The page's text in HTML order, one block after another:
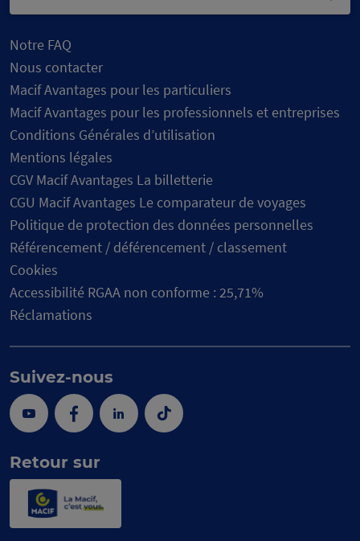
Notre FAQ
Nous contacter
Macif Avantages pour les particuliers
Macif Avantages pour les professionnels et entreprises
Conditions Générales d’utilisation
Mentions légales
CGV Macif Avantages La billetterie
CGU Macif Avantages Le comparateur de voyages
Politique de protection des données personnelles
Référencement / déférencement / classement
Cookies
Accessibilité RGAA non conforme : 25,71%
Réclamations
Suivez-nous
YoutubeFacebookLinkedinTik
Tok
Retour sur